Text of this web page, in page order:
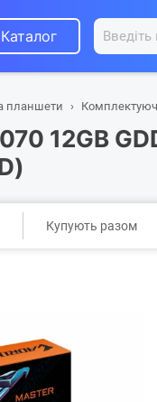
Каталог
планшети
12GB
Купують разом